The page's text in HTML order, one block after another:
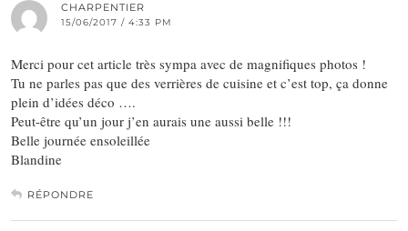
CHARPENTIER
15/06/2017 / 4:33 PM
Merci pour cet article très sympa avec de magnifiques photos !
Tu ne parles pas que des verrières de cuisine et c’est top, ça donne
plein d’idées déco ….
Peut-être qu’un jour j’en aurais une aussi belle !!!
Belle journée ensoleillée
Blandine
RÉPONDRE